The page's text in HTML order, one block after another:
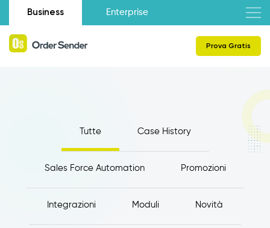
Business Enterprise
Prova Gratis
Tutte Case History
Sales Force Automation Promozioni
Integrazioni Moduli Novità